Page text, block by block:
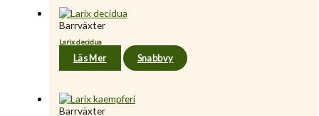
Barrväxter
Larix decidua
Läs Mer Snabbvy
Barrväxter